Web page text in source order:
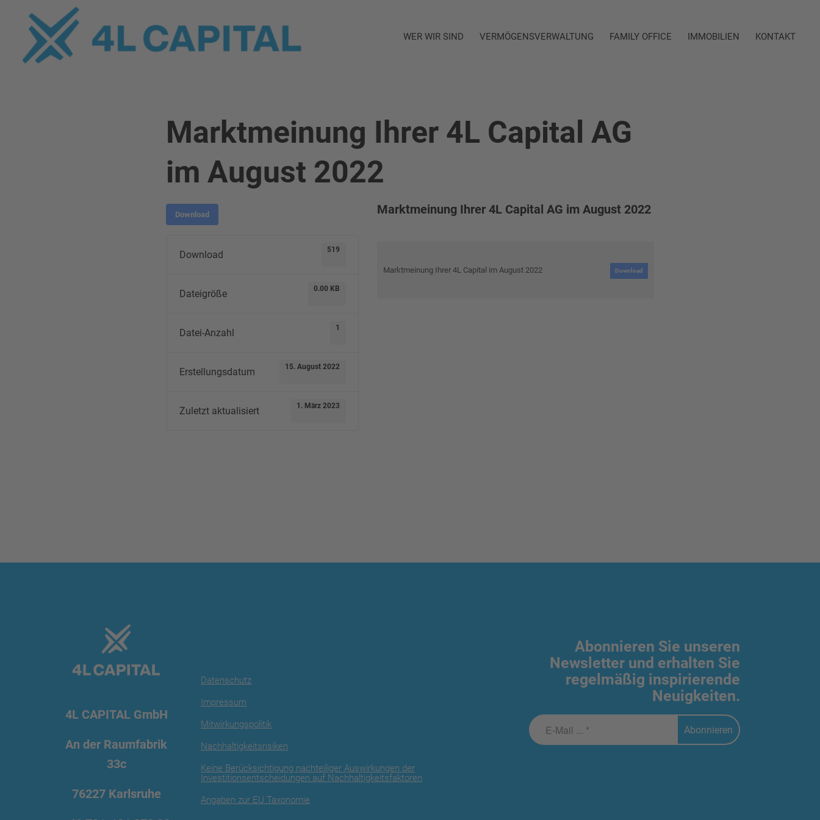
WER WIR SIND VERMÖGENSVERWALTUNG FAMILY OFFICE IMMOBILIEN KONTAKT
Marktmeinung Ihrer 4L Capital AG
im August 2022
Download
Download 519
Dateigröße 0.00 KB
Datei-Anzahl 1
Erstellungsdatum 15. August 2022
Zuletzt aktualisiert 1. März 2023
Marktmeinung Ihrer 4L Capital AG im August 2022
Marktmeinung Ihrer 4L Capital im August 2022 Download
4L CAPITAL GmbH
An der Raumfabrik
33c
76227 Karlsruhe
Datenschutz
Impressum
Mitwirkungspolitik
Nachhaltigkeitsrisiken
Keine Berücksichtigung nachteiliger Auswirkungen der
Investitionsentscheidungen auf Nachhaltigkeitsfaktoren
Angaben zur EU Taxonomie
Abonnieren Sie unseren
Newsletter und erhalten Sie
regelmäßig inspirierende
Neuigkeiten.